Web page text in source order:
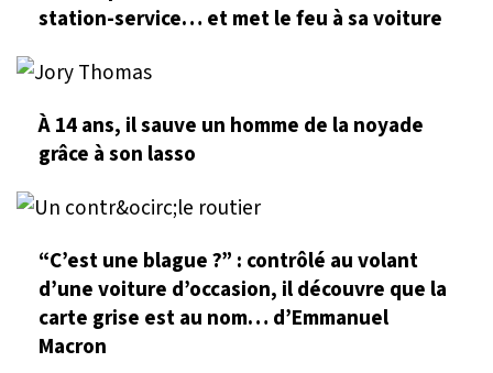
station-service… et met le feu à sa voiture
À 14 ans, il sauve un homme de la noyade
grâce à son lasso
“C’est une blague ?” : contrôlé au volant
d’une voiture d’occasion, il découvre que la
carte grise est au nom… d’Emmanuel
Macron